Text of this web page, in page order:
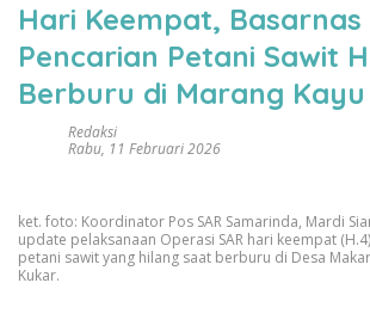
Hari Keempat, Basarnas
Pencarian Petani Sawit
Berburu di Marang Kayu
Redaksi
Rabu, 11 Februari 2026
ket. foto: Koordinator Pos SAR Samarinda, Mardi
update pelaksanaan Operasi SAR hari keempat
petani sawit yang hilang saat berburu di Desa
Kukar.